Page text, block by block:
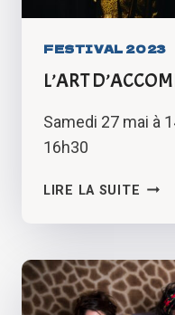
FESTIVAL 2023
L’ART
Samedi 27 mai à
16h30
LIRE LA SUITE L’ART
LES